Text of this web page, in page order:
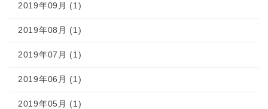
2019年09月 (1)
2019年08月 (1)
2019年07月 (1)
2019年06月 (1)
2019年05月 (1)